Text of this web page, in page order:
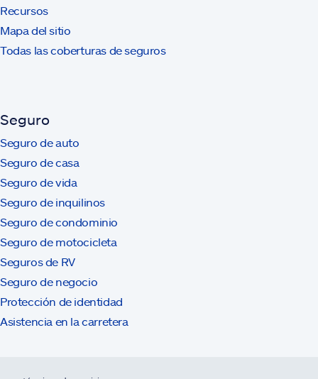
Recursos
Mapa del sitio
Todas las coberturas de seguros
Seguro
Seguro de auto
Seguro de casa
Seguro de vida
Seguro de inquilinos
Seguro de condominio
Seguro de motocicleta
Seguros de RV
Seguro de negocio
Protección de identidad
Asistencia en la carretera